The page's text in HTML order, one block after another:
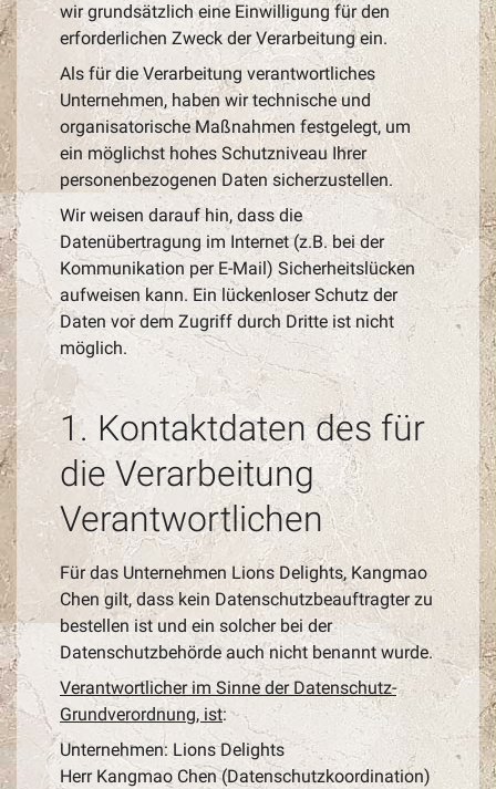
wir grundsätzlich eine Einwilligung für den
erforderlichen Zweck der Verarbeitung ein.
Als für die Verarbeitung verantwortliches
Unternehmen, haben wir technische und
organisatorische Maßnahmen festgelegt, um
ein möglichst hohes Schutzniveau Ihrer
personenbezogenen Daten sicherzustellen.
Wir weisen darauf hin, dass die
Datenübertragung im Internet (z.B. bei der
Kommunikation per E-Mail) Sicherheitslücken
aufweisen kann. Ein lückenloser Schutz der
Daten vor dem Zugriff durch Dritte ist nicht
möglich.
1. Kontaktdaten des für
die Verarbeitung
Verantwortlichen
Für das Unternehmen Lions Delights, Kangmao
Chen gilt, dass kein Datenschutzbeauftragter zu
bestellen ist und ein solcher bei der
Datenschutzbehörde auch nicht benannt wurde.
Verantwortlicher im Sinne der Datenschutz-
Grundverordnung, ist:
Unternehmen: Lions Delights
Herr Kangmao Chen (Datenschutzkoordination)